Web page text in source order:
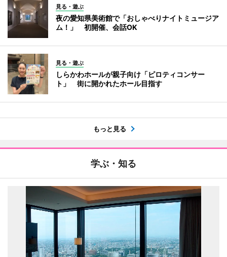
見る・遊ぶ
夜の愛知県美術館で「おしゃべりナイトミュージア
ム！」 初開催、会話OK
見る・遊ぶ
しらかわホールが親子向け「ピロティコンサー
ト」 街に開かれたホール目指す
もっと見る
学ぶ・知る